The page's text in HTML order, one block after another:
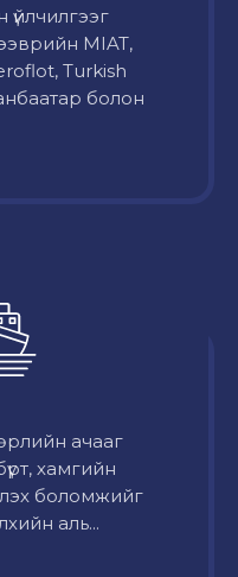
MIAT,
Turkish
болон
ачааг
хамгийн
боломжийг
аль...